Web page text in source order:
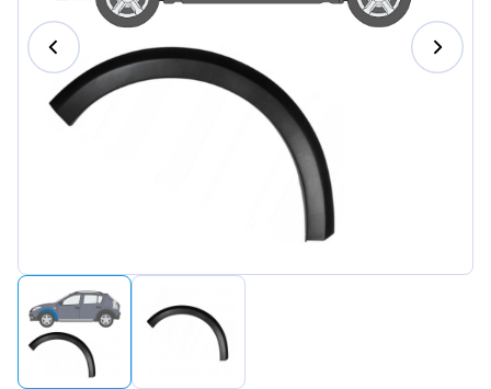
Magyar
Hrvatski
Português
Slovenian